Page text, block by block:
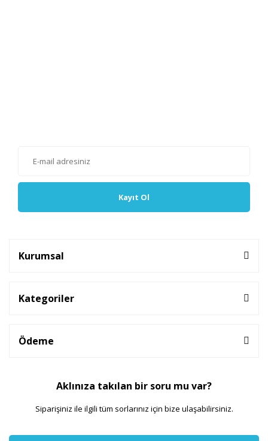
Kayıt Ol
Kurumsal
Kategoriler
Ödeme
Aklınıza takılan bir soru mu var?
Siparişiniz ile ilgili tüm sorlarınız için bize ulaşabilirsiniz.